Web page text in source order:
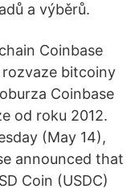
a výběrů.
Coinbase
bitcoiny
Coinbase
od roku 2012.
(May 14),
announced that
Coin (USDC)